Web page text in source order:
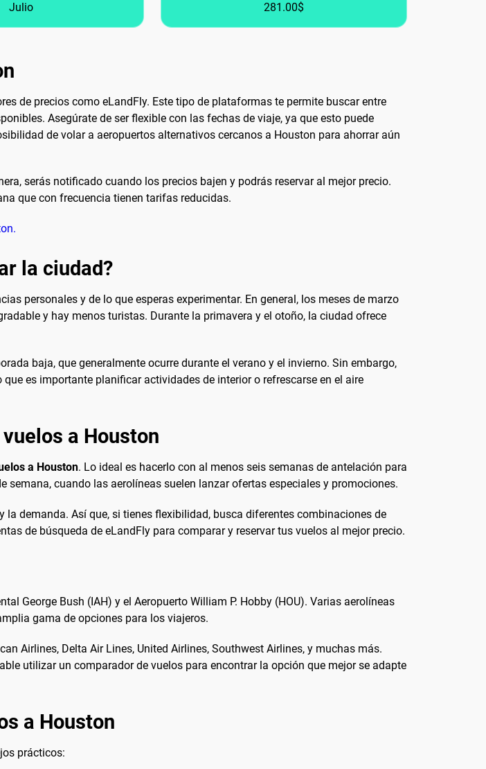
Julio
281.00$
de precios como eLandFly. Este tipo de plataformas te permite buscar entre
Asegúrate de ser flexible con las fechas de viaje, ya que esto puede
de volar a aeropuertos alternativos cercanos a Houston para ahorrar aún
serás notificado cuando los precios bajen y podrás reservar al mejor precio.
que con frecuencia tienen tarifas reducidas.
la ciudad?
personales y de lo que esperas experimentar. En general, los meses de marzo
y hay menos turistas. Durante la primavera y el otoño, la ciudad ofrece
baja, que generalmente ocurre durante el verano y el invierno. Sin embargo,
es importante planificar actividades de interior o refrescarse en el aire
a Houston
a Houston. Lo ideal es hacerlo con al menos seis semanas de antelación para
cuando las aerolíneas suelen lanzar ofertas especiales y promociones.
demanda. Así que, si tienes flexibilidad, busca diferentes combinaciones de
de búsqueda de eLandFly para comparar y reservar tus vuelos al mejor precio.
George Bush (IAH) y el Aeropuerto William P. Hobby (HOU). Varias aerolíneas
gama de opciones para los viajeros.
Airlines, Delta Air Lines, United Airlines, Southwest Airlines, y muchas más.
utilizar un comparador de vuelos para encontrar la opción que mejor se adapte
a Houston
prácticos: